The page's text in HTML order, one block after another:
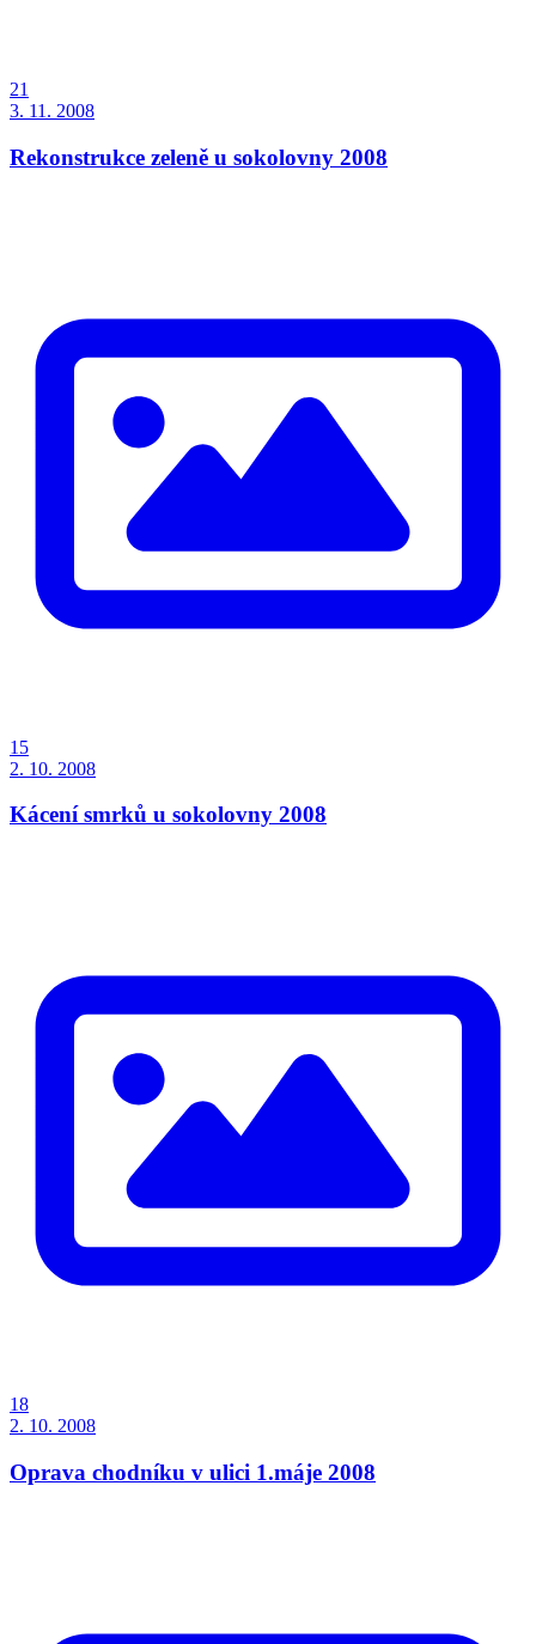
21
3. 11. 2008
Rekonstrukce zeleně u sokolovny 2008
15
2. 10. 2008
Kácení smrků u sokolovny 2008
18
2. 10. 2008
Oprava chodníku v ulici 1.máje 2008